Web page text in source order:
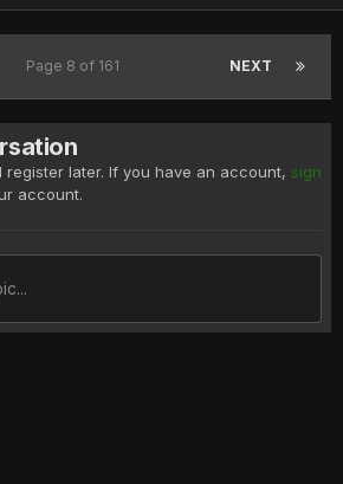
NEXT
Page 8 of 161
later. If you have an account, sign
account.